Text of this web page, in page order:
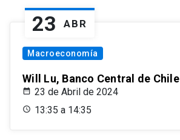
23 ABR
Macroeconomía
Will Lu, Banco Central de Chile
23 de Abril de 2024
13:35 a 14:35